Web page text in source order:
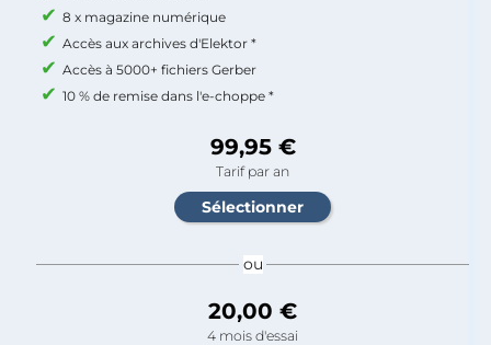
8 x magazine numérique
Accès aux archives d'Elektor *
Accès à 5000+ fichiers Gerber
10 % de remise dans l'e-choppe *
99,95 €
Tarif par an
ou
20,00 €
4 mois d'essai